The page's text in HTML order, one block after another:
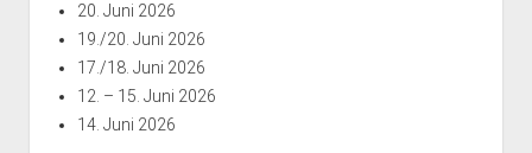
20. Juni 2026
19./20. Juni 2026
17./18. Juni 2026
12. – 15. Juni 2026
14. Juni 2026